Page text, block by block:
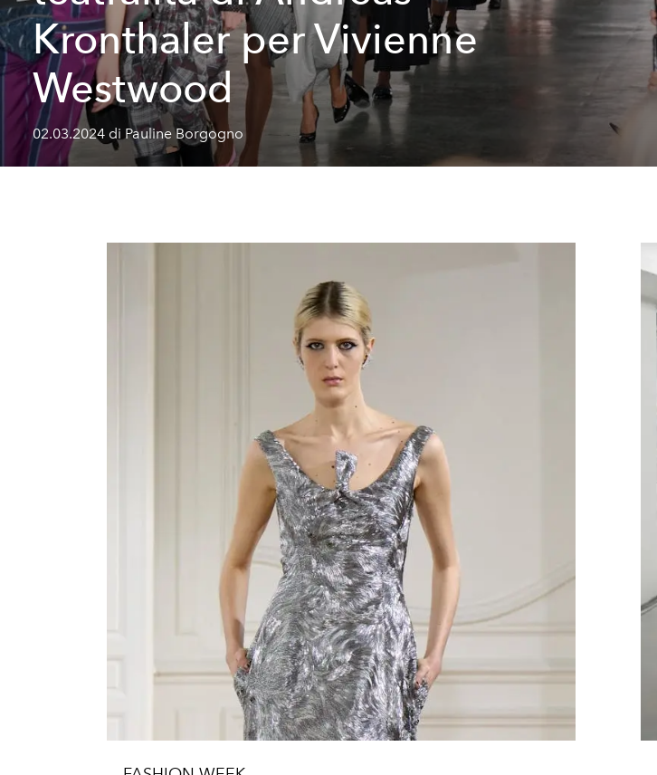
Kronthaler per Vivienne
Westwood
02.03.2024 di Pauline Borgogno